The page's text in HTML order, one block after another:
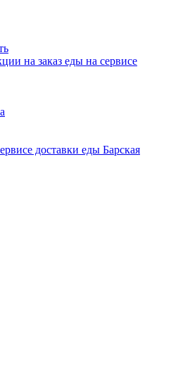
на заказ еды на сервисе
доставки еды Барская